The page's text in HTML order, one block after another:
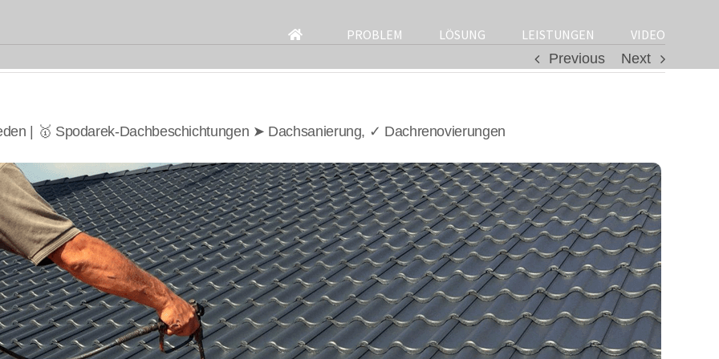
for:
PROBLEM LÖSUNG LEISTUNGEN
VIDEO
Previous
Next
| 🥇 Spodarek-Dachbeschichtungen ➤ Dachsanierung, ✓ Dachrenovierungen